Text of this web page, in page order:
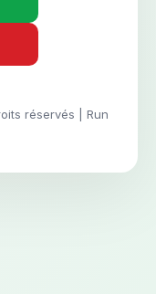
réservés | Run